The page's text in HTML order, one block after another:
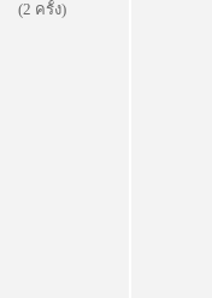
(2 ครั้ง)